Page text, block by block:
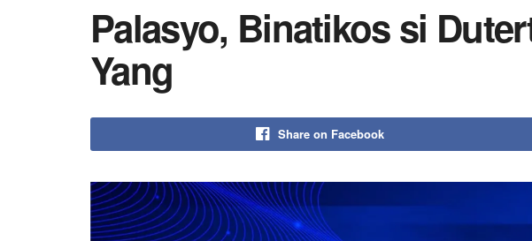
Palasyo, Binatikos si
Yang
Share on Facebook